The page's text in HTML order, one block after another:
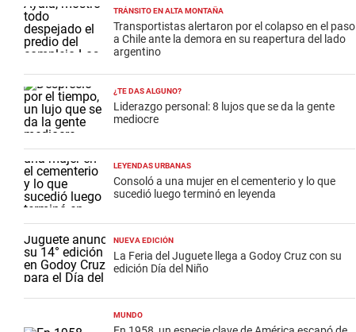
TRÁNSITO EN ALTA MONTAÑA
Transportistas alertaron por el colapso en el paso
a Chile ante la demora en su reapertura del lado
argentino
¿TE DAS ALGUNO?
Liderazgo personal: 8 lujos que se da la gente
mediocre
LEYENDAS URBANAS
Consoló a una mujer en el cementerio y lo que
sucedió luego terminó en leyenda
NUEVA EDICIÓN
La Feria del Juguete llega a Godoy Cruz con su
edición Día del Niño
MUNDO